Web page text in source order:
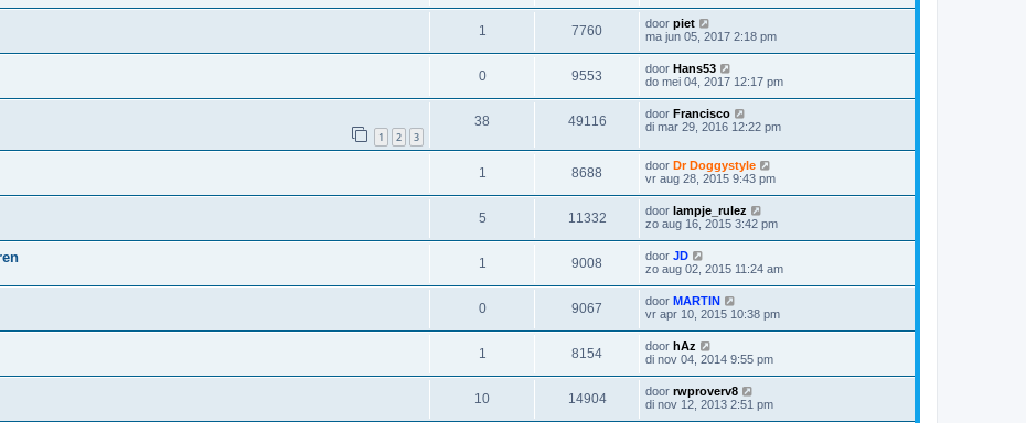
1 7760 door piet
ma jun 05, 2017 2:18 pm
0 9553 door Hans53
do mei 04, 2017 12:17 pm
1 2 3
38 49116 door Francisco
di mar 29, 2016 12:22 pm
1 8688 door Dr Doggystyle
vr aug 28, 2015 9:43 pm
5 11332 door lampje_rulez
zo aug 16, 2015 3:42 pm
1 9008 door JD
zo aug 02, 2015 11:24 am
0 9067 door MARTIN
vr apr 10, 2015 10:38 pm
1 8154 door hAz
di nov 04, 2014 9:55 pm
10 14904 door rwproverv8
di nov 12, 2013 2:51 pm